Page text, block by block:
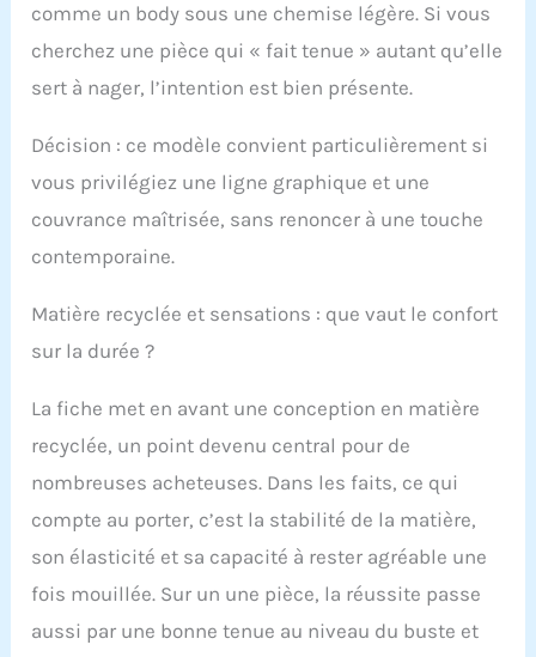
de bain. Il a une
silhouette élégante qui
naturelle. Taille : nos
tendance à tailler petit,
nous vous
recommandons donc
de prendre une taille
Veuillez vous référer à
mesures précises : US
6, EU 36, US 8, EU 38,
US 10, EU 40, US 12, EU
42, US 14, EU 44, US 16,
comme un body sous une chemise légère. Si vous
cherchez une pièce qui « fait tenue » autant qu’elle
sert à nager, l’intention est bien présente.
Décision : ce modèle convient particulièrement si
vous privilégiez une ligne graphique et une
couvrance maîtrisée, sans renoncer à une touche
contemporaine.
Matière recyclée et sensations : que vaut le confort
sur la durée ?
La fiche met en avant une conception en matière
recyclée, un point devenu central pour de
nombreuses acheteuses. Dans les faits, ce qui
compte au porter, c’est la stabilité de la matière,
son élasticité et sa capacité à rester agréable une
fois mouillée. Sur un une pièce, la réussite passe
aussi par une bonne tenue au niveau du buste et